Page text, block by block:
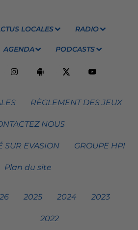
LOCALES RADIO
AGENDA PODCASTS
RÈGLEMENT DES JEUX
NOUS
SUR EVASION GROUPE HPI
Plan du site
2025 2024 2023
2022